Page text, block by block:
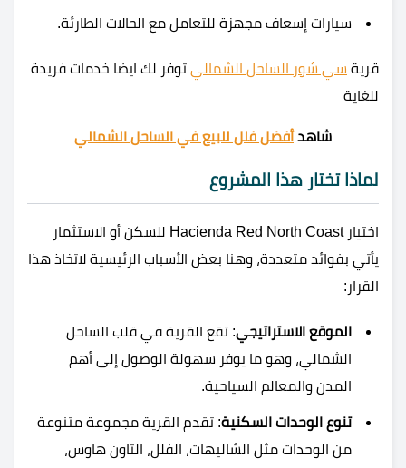
سيارات إسعاف مجهزة للتعامل مع الحالات الطارئة.
قرية سي شور الساحل الشمالي توفر لك ايضا خدمات فريدة
للغاية
شاهدأفضل فلل للبيع في الساحل الشمالي
لماذا تختار هذا المشروع
اختيار Hacienda Red North Coast للسكن أو الاستثمار
يأتي بفوائد متعددة، وهنا بعض الأسباب الرئيسية لاتخاذ هذا
القرار:
الموقع الاستراتيجي: تقع القرية في قلب الساحل
الشمالي، وهو ما يوفر سهولة الوصول إلى أهم
المدن والمعالم السياحية.
تنوع الوحدات السكنية: تقدم القرية مجموعة متنوعة
من الوحدات مثل الشاليهات، الفلل، التاون هاوس،